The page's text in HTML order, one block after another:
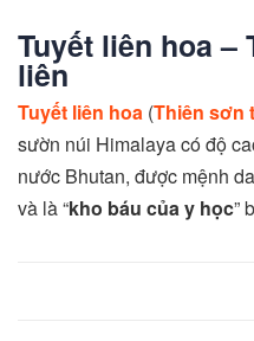
Tuyết liên hoa –
liên
Tuyết liên hoa (Thiên sơn
sườn núi Himalaya có độ
nước Bhutan, được mệnh
và là “kho báu của y học”